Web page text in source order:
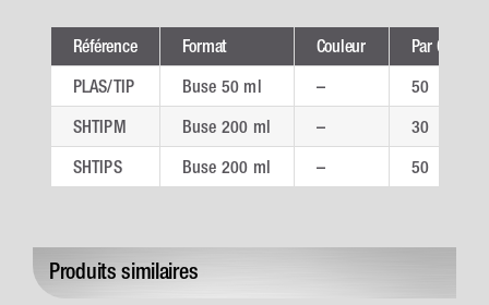
Référence Format Couleur Par Carton
PLAS/TIP Buse 50 ml – 50
SHTIPM Buse 200 ml – 30
SHTIPS Buse 200 ml – 50
Produits similaires